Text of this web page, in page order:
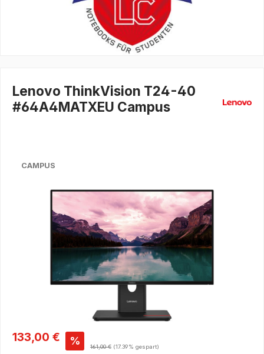
Lenovo ThinkVision T24-40
#64A4MATXEU Campus
CAMPUS
Bildergalerie überspringen
Verkaufspreis:
133,00 € % Regulärer Preis:
161,00 € (17.39% gespart)